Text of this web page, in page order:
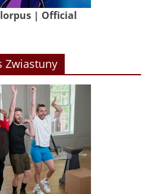
| Official
Zwiastuny